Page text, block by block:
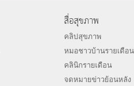
สื่อสุขภาพ
คลิปสุขภาพ
หมอชาวบ้านรายเดือน
คลินิกรายเดือน
จดหมายข่าวย้อนหลัง